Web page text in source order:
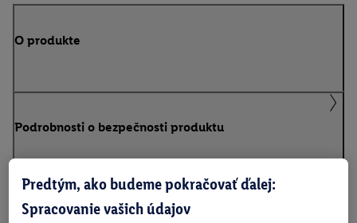
O produkte
Podrobnosti o bezpečnosti produktu
batériách
Predtým, ako budeme pokračovať ďalej:
Spracovanie vašich údajov